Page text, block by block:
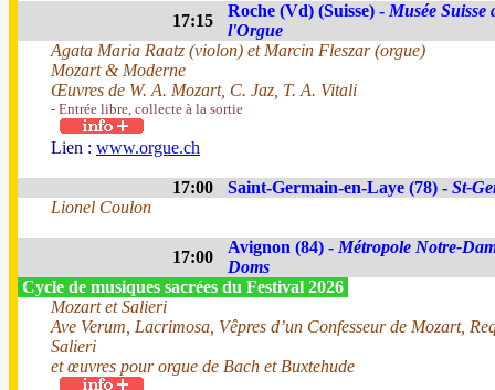
17:15
Roche (Vd) (Suisse) - Musée Suisse
l'Orgue
Agata Maria Raatz (violon) et Marcin Fleszar (orgue)
Mozart & Moderne
Œuvres de W. A. Mozart, C. Jaz, T. A. Vitali
- Entrée libre, collecte à la sortie
Lien : www.orgue.ch
17:00 Saint-Germain-en-Laye (78) - St-
Lionel Coulon
17:00
Avignon (84) - Métropole Notre-
Doms
Cycle de musiques sacrées du Festival 2026
Mozart et Salieri
Ave Verum, Lacrimosa, Vêpres d’un Confesseur de Mozart,
Salieri
et œuvres pour orgue de Bach et Buxtehude